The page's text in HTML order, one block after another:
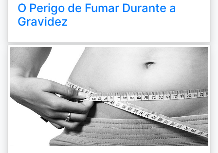
O Perigo de Fumar Durante a
Gravidez